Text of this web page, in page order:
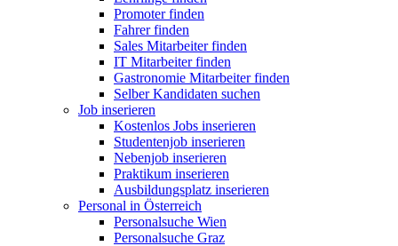
Promoter finden
Fahrer finden
Sales Mitarbeiter finden
IT Mitarbeiter finden
Gastronomie Mitarbeiter finden
Selber Kandidaten suchen
Job inserieren
Kostenlos Jobs inserieren
Studentenjob inserieren
Nebenjob inserieren
Praktikum inserieren
Ausbildungsplatz inserieren
Personal in Österreich
Personalsuche Wien
Personalsuche Graz